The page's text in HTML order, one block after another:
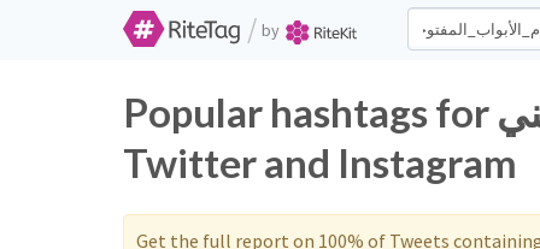
/ by
Popular hashtags for أيام_الأبواب_المفتوحة_للأمن_الوطني on
Twitter and Instagram
Get the full report on 100% of Tweets